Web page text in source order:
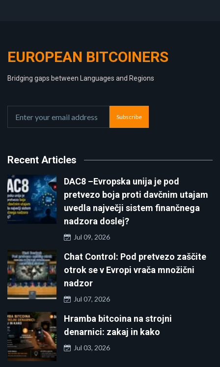
EUROPEAN BITCOINERS
Bridging gaps between Languages and Regions
Subscribe
Recent Articles
DAC8 –Evropska unija je pod
pretvezo boja proti davčnim utajam
uvedla največji sistem finančnega
nadzora doslej?
Jul 09, 2026
Chat Control: Pod pretvezo zaščite
otrok se v Evropi vrača množični
nadzor
Jul 07, 2026
Hramba bitcoina na strojni
denarnici: zakaj in kako
Jul 03, 2026